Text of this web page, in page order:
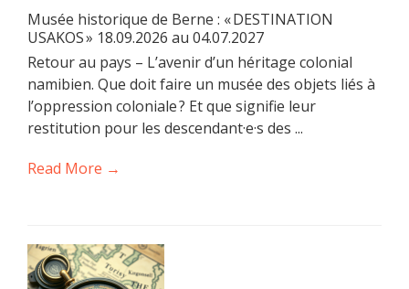
Musée historique de Berne : « DESTINATION
USAKOS » 18.09.2026 au 04.07.2027
Retour au pays – L’avenir d’un héritage colonial
namibien. Que doit faire un musée des objets liés à
l’oppression coloniale ? Et que signifie leur
restitution pour les descendant·e·s des ...
Read More →